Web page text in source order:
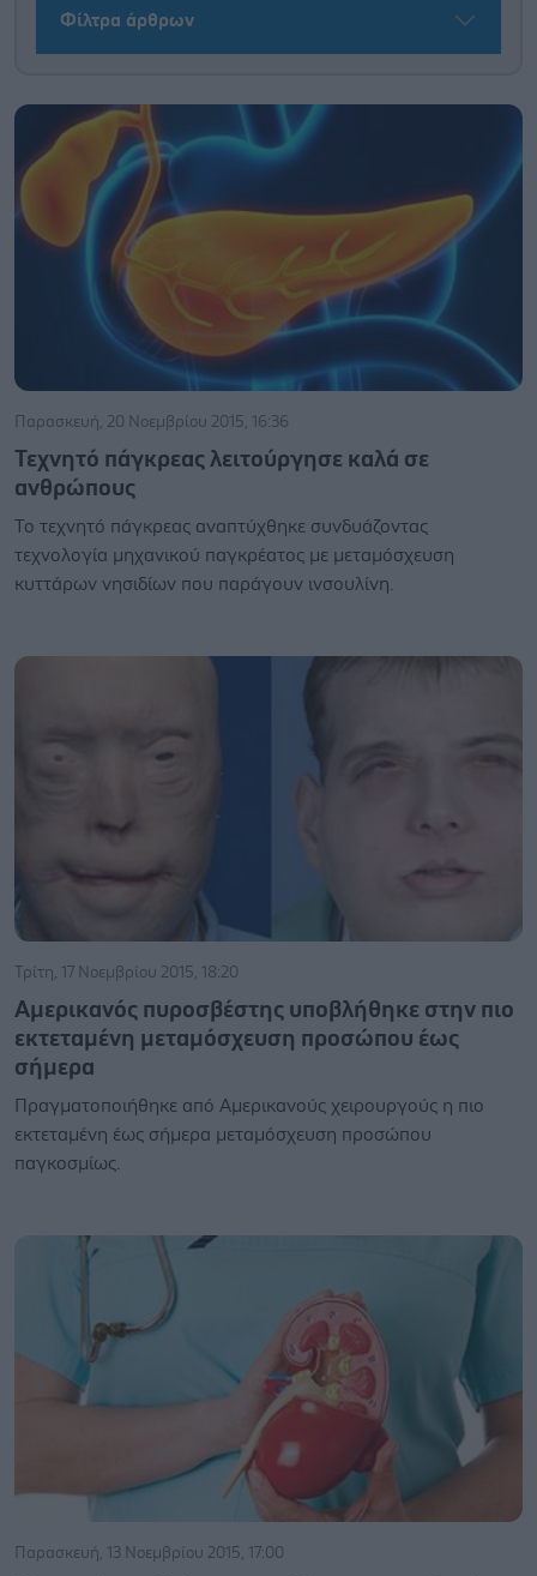
Φίλτρα άρθρων
Παρασκευή, 20 Νοεμβρίου 2015, 16:36
Τεχνητό πάγκρεας λειτούργησε καλά σε
ανθρώπους
Το τεχνητό πάγκρεας αναπτύχθηκε συνδυάζοντας
τεχνολογία μηχανικού παγκρέατος με μεταμόσχευση
κυττάρων νησιδίων που παράγουν ινσουλίνη.
Τρίτη, 17 Νοεμβρίου 2015, 18:20
Αμερικανός πυροσβέστης υποβλήθηκε στην πιο
εκτεταμένη μεταμόσχευση προσώπου έως
σήμερα
Πραγματοποιήθηκε από Αμερικανούς χειρουργούς η πιο
εκτεταμένη έως σήμερα μεταμόσχευση προσώπου
παγκοσμίως.
Παρασκευή, 13 Νοεμβρίου 2015, 17:00